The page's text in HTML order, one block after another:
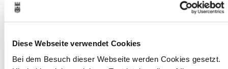
Diese Webseite verwendet Cookies
Bei dem Besuch dieser Webseite werden Cookies gesetzt.
Zurück zur Suche
Ihr Kontakt zur Stadtverwaltung